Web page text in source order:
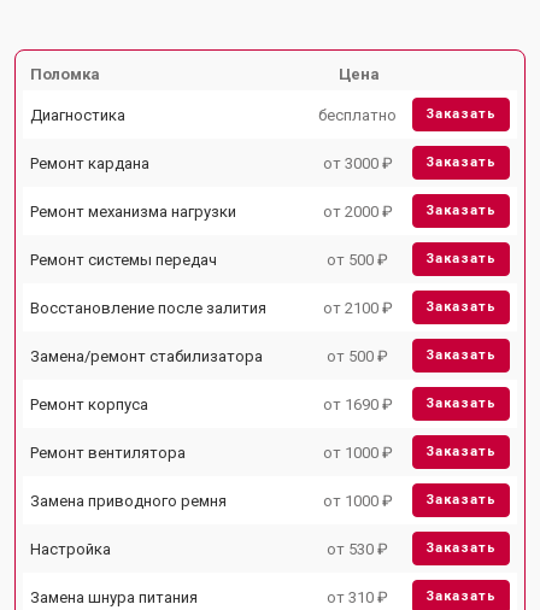
Поломка Цена
Диагностика бесплатно Заказать
Ремонт кардана от 3000 ₽ Заказать
Ремонт механизма нагрузки от 2000 ₽ Заказать
Ремонт системы передач от 500 ₽ Заказать
Восстановление после залития от 2100 ₽ Заказать
Замена/ремонт стабилизатора от 500 ₽ Заказать
Ремонт корпуса от 1690 ₽ Заказать
Ремонт вентилятора от 1000 ₽ Заказать
Замена приводного ремня от 1000 ₽ Заказать
Настройка от 530 ₽ Заказать
Замена шнура питания от 310 ₽ Заказать